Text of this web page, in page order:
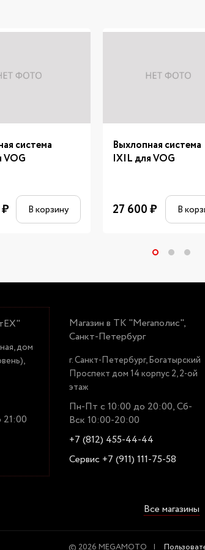
система
VOG
₽ В корзину
Выхлопная система
IXIL для VOG
27 600₽ В
дом
21:00
Магазин в ТК "Мегаполис",
Санкт-Петербург
г. Санкт-Петербург, Богатырский
Проспект дом 14 корпус 2, 2-ой
этаж
Пн-Пт с 10:00 до 20:00, Сб-
Вск 10:00-20:00
+7 (812) 455-44-44
Сервис +7 (911) 111-75-58
Все магазины
© 2026 MEGAMOTO